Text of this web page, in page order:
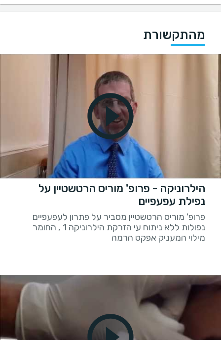
מהתקשורת
הילרוניקה - פרופ' מוריס הרטשטיין על
נפילת עפעפיים
פרופ' מוריס הרטשטיין מסביר על פתרון לעפעפיים
נפולות ללא ניתוח עי הזרקת הילרוניקה 1 , החומר
מילוי המעניק אפקט הרמה